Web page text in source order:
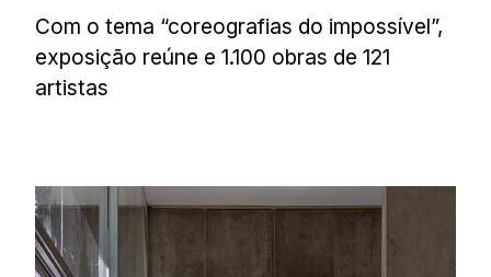
Com o tema “coreografias do impossível”,
exposição reúne e 1.100 obras de 121
artistas